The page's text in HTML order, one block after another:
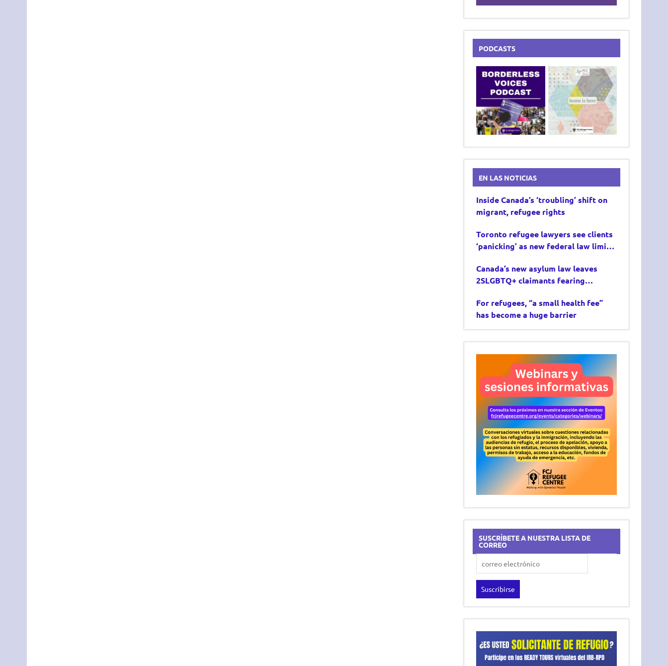
PODCASTS
EN LAS NOTICIAS
Inside Canada’s ‘troubling’ shift on
migrant, refugee rights
Toronto refugee lawyers see clients
‘panicking’ as new federal law limits
Canada’s new asylum law leaves
2SLGBTQ+ claimants fearing
For refugees, “a small health fee”
has become a huge barrier
SUSCRÍBETE A NUESTRA LISTA DE
CORREO